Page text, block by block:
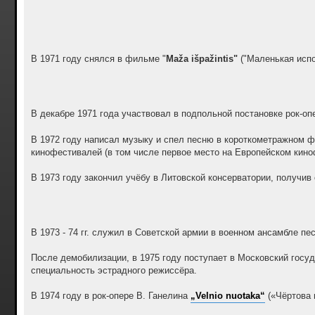
В 1971 году снялся в фильме "Maža išpažintis"("Маленькая
В декабре 1971 года участвовал в подпольной постановке рок-
В 1972 году написал музыку и спел песню в
кинофестивалей (в том числе первое место на Европейском
В 1973 году закончил учёбу в Литовской консерватории,
В 1973 - 74 гг. служил в Советской армии в военном ансамбле
После демобилизации, в 1975 году поступает в Московский
специальность эстрадного режиссёра.
В 1974 году в рок-опере В. Ганелина „Velnio nuotaka“ («Чёртова